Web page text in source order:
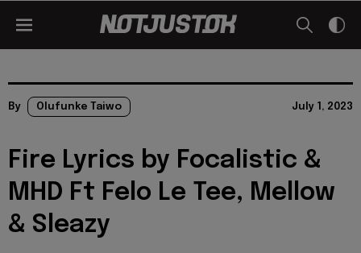
By Olufunke Taiwo July 1, 2023
Fire Lyrics by Focalistic &
MHD Ft Felo Le Tee, Mellow
& Sleazy